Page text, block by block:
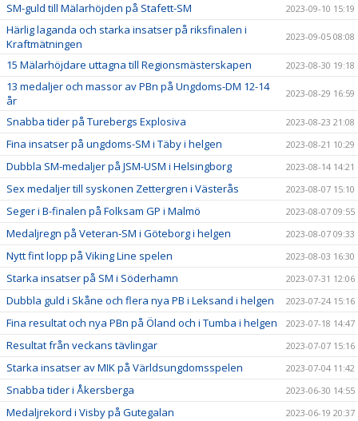
SM-guld till Mälarhöjden på Stafett-SM 2023-09-10 15:19
Härlig laganda och starka insatser på riksfinalen i
Kraftmätningen
2023-09-05 08:08
15 Mälarhöjdare uttagna till Regionsmästerskapen 2023-08-30 19:18
13 medaljer och massor av PBn på Ungdoms-DM 12-14
år
2023-08-29 16:59
Snabba tider på Turebergs Explosiva 2023-08-23 21:08
Fina insatser på ungdoms-SM i Täby i helgen 2023-08-21 10:29
Dubbla SM-medaljer på JSM-USM i Helsingborg 2023-08-14 14:21
Sex medaljer till syskonen Zettergren i Västerås 2023-08-07 15:10
Seger i B-finalen på Folksam GP i Malmö 2023-08-07 09:55
Medaljregn på Veteran-SM i Göteborg i helgen 2023-08-07 09:33
Nytt fint lopp på Viking Line spelen 2023-08-03 16:30
Starka insatser på SM i Söderhamn 2023-07-31 12:06
Dubbla guld i Skåne och flera nya PB i Leksand i helgen 2023-07-24 15:16
Fina resultat och nya PBn på Öland och i Tumba i helgen 2023-07-18 14:47
Resultat från veckans tävlingar 2023-07-07 15:16
Starka insatser av MIK på Världsungdomsspelen 2023-07-04 11:42
Snabba tider i Åkersberga 2023-06-30 14:55
Medaljrekord i Visby på Gutegalan 2023-06-19 20:37